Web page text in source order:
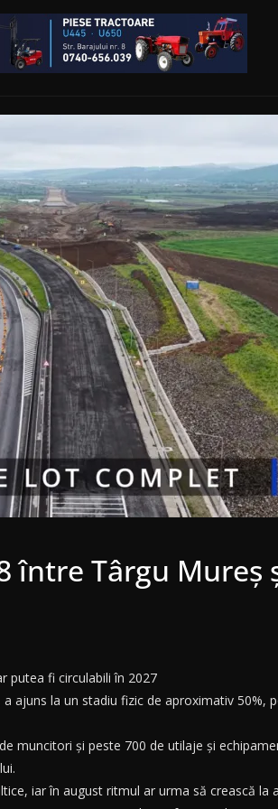
între Târgu Mureș
putea fi circulabili în 2027
ajuns la un stadiu fizic de aproximativ 50%,
muncitori și peste 700 de utilaje și
iar în august ritmul ar urma să crească la